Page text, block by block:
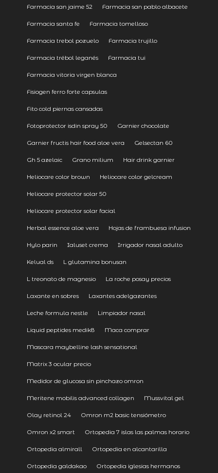
Farmacia san jaime 52 Farmacia san pablo albacete
Farmacia santa fe Farmacia tomelloso
Farmacia trebol pozuelo Farmacia trujillo
Farmacia trébol leganés Farmacia tui
Farmacia vitoria virgen blanca
Fisiogen ferro forte capsulas
Fito cold piernas cansadas
Fotoprotector isdin spray 50 Garnier chocolate
Garnier fructis hair food aloe vera Gelsectan 60
Gh 5 azelaic Grano milium Hair drink garnier
Heliocare color brown Heliocare color gelcream
Heliocare protector solar 50
Heliocare protector solar facial
Herbal essence aloe vera Hojas de frambuesa infusion
Hylo parin Ialuset crema Irrigador nasal adulto
Kelual ds L glutamina bonusan
L treonato de magnesio La roche posay precios
Laxante en sobres Laxantes adelgazantes
Leche formula nestle Limpiador nasal
Liquid peptides medik8 Maca comprar
Mascara maybelline lash sensational
Matrix 3 ocular precio
Medidor de glucosa sin pinchazo omron
Meritene mobilis advanced collagen Mussvital gel
Olay retinol 24 Omron m2 basic tensiómetro
Omron x2 smart Ortopedia 7 islas las palmas horario
Ortopedia almirall Ortopedia en alcantarilla
Ortopedia galdakao Ortopedia iglesias hermanos